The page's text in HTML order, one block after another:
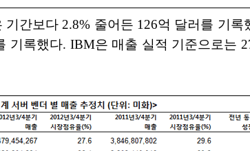
간보다 2.8% 줄어든 126억 달러를 기
록했다. IBM은 매출 실적 기준으로는